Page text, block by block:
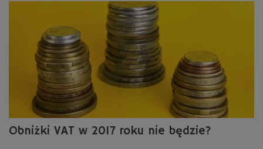
Obniżki VAT w 2017 roku nie będzie?